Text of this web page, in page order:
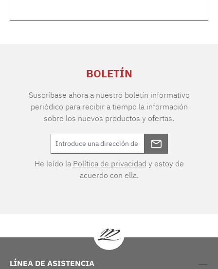
BOLETÍN
Suscríbase ahora a nuestro boletín informativo
periódico para recibir a tiempo la información
sobre los nuevos productos y ofertas.
He leído la Política de privacidad y estoy de
acuerdo con ella.
LÍNEA DE ASISTENCIA